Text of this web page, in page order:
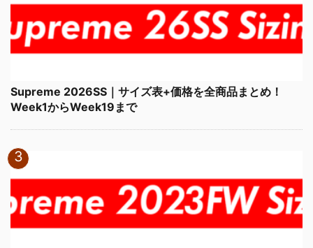
Supreme 2026SS｜サイズ表+価格を全商品まとめ！
Week1からWeek19まで